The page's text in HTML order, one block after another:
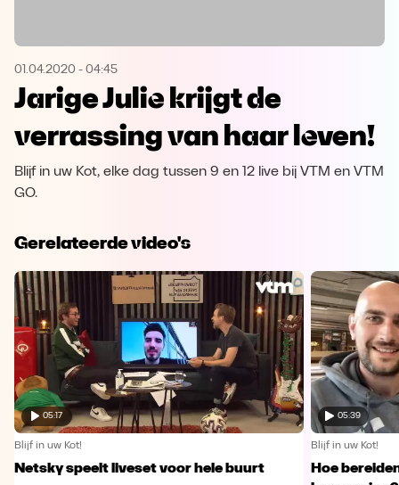
Microsoft Edge Download
Opera Download
01.04.2020 - 04:45
Jarige Julie krijgt de
verrassing van haar leven!
Blijf in uw Kot, elke dag tussen 9 en 12 live bij VTM en VTM
GO.
Gerelateerde video's
05:17
Blijf in uw Kot!
Netsky speelt liveset voor hele buurt
05:39
Blijf in uw Kot!
Hoe